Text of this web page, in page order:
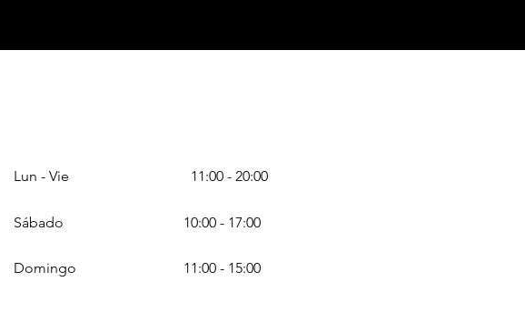
Lun - Vie
Sábado
Domingo
11:00 - 20:00
10:00 - 17:00
11:00 - 15:00